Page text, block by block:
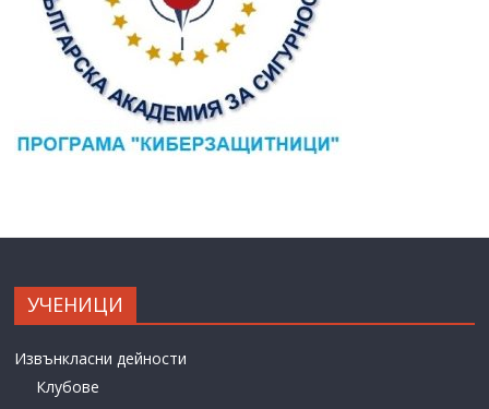
УЧЕНИЦИ
Извънкласни дейности
Клубове